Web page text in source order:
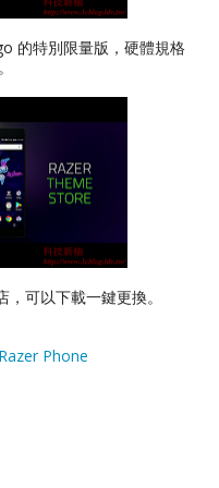
的特別限量版，硬體規格
可以下載一鍵更換。
Phone